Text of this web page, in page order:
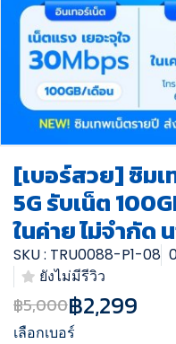
[เบอร์สวย] ซิม
5G รับเน็ต
ในค่าย ไม่จำกัด
SKU : TRU0088-P1-08
ยังไม่มีรีวิว
฿5,000฿2,299
เลือกเบอร์